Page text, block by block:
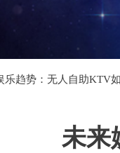
乐趋势：无人自助KTV
未来